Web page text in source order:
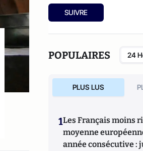
SUIVRE
POPULAIRES 24
PLUS LUS
1Les Français moins
moyenne
année consécutive :